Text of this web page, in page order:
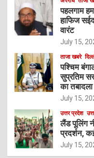
पहलगाम
हाफिज
वारंट
July 15,
ताजा खबरे
पश्चिम
सुप्रतिम
का तबादला
July 15,
उत्तर प्रदेश
लैंड पूलिंग
प्रदर्शन,
July 15,